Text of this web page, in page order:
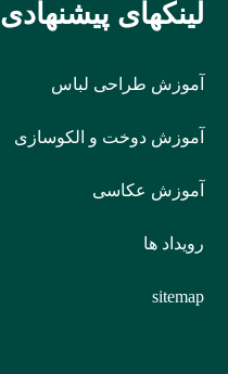
لینکهای پیشنهادی
آموزش طراحی لباس
آموزش دوخت و الکوسازی
آموزش عکاسی
رویداد ها
sitemap